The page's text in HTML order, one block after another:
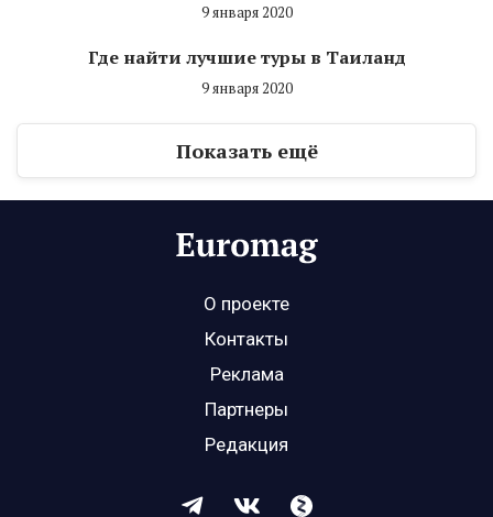
9 января 2020
Где найти лучшие туры в Таиланд
9 января 2020
Показать ещё
О проекте
Контакты
Реклама
Партнеры
Редакция